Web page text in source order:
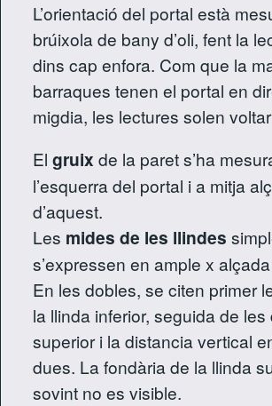
L’orientació del portal està
brúixola de bany d’oli, fent la
dins cap enfora. Com que la
barraques tenen el portal en
migdia, les lectures solen
El gruix de la paret s’ha
l’esquerra del portal i a mitja
d’aquest.
Les mides de les llindes
s’expressen en ample x
En les dobles, se citen primer
la llinda inferior, seguida de les
superior i la distancia vertical
dues. La fondària de la llinda
sovint no es visible.